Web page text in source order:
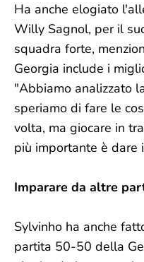
Ha anche elogiato
Willy Sagnol, per il
squadra forte,
Georgia include i
"Abbiamo analizzato
speriamo di fare le
volta, ma giocare in
più importante è dare
Imparare da altre
Sylvinho ha anche
partita 50-50 della